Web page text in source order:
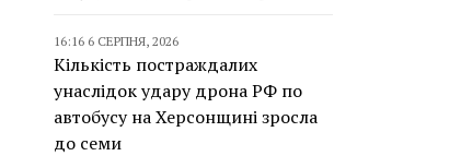
16:16 6 СЕРПНЯ, 2026
Кількість постраждалих
унаслідок удару дрона РФ по
автобусу на Херсонщині зросла
до семи